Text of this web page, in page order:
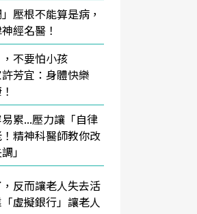
壓根不能算是病，
經名醫！
不要怕小孩
許芳宜：身體快樂
累...壓力讓「自律
精神科醫師教你改
」
反而讓老人失去活
虛擬銀行」讓老人